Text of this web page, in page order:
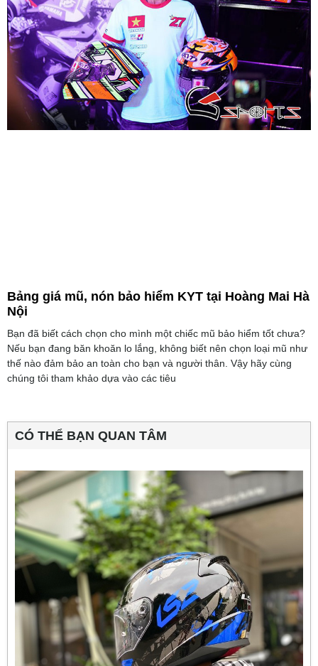
Bảng giá mũ, nón bảo hiểm KYT tại Hoàng Mai Hà
Nội
Bạn đã biết cách chọn cho mình một chiếc mũ bảo hiểm tốt chưa?
Nếu bạn đang băn khoăn lo lắng, không biết nên chọn loại mũ như
thế nào đảm bảo an toàn cho bạn và người thân. Vậy hãy cùng
chúng tôi tham khảo dựa vào các tiêu
CÓ THỂ BẠN QUAN TÂM